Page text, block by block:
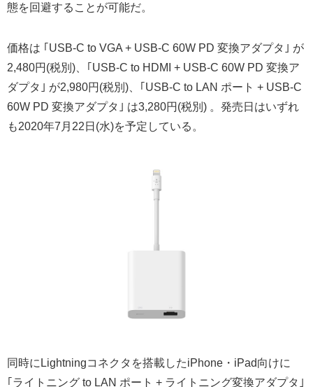
態を回避することが可能だ。
価格は ｢USB-C to VGA + USB-C 60W PD 変換アダプタ｣ が
2,480円(税別)、｢USB-C to HDMI + USB-C 60W PD 変換ア
ダプタ｣ が2,980円(税別)、｢USB-C to LAN ポート + USB-C
60W PD 変換アダプタ｣ は3,280円(税別) 。発売日はいずれ
も2020年7月22日(水)を予定している。
同時にLightningコネクタを搭載したiPhone・iPad向けに
｢ライトニング to LAN ポート + ライトニング変換アダプタ｣